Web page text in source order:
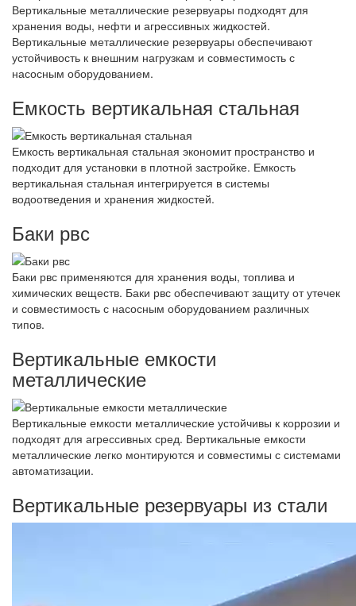
Вертикальные металлические резервуары подходят для
хранения воды, нефти и агрессивных жидкостей.
Вертикальные металлические резервуары обеспечивают
устойчивость к внешним нагрузкам и совместимость с
насосным оборудованием.
Емкость вертикальная стальная
Емкость вертикальная стальная экономит пространство и
подходит для установки в плотной застройке. Емкость
вертикальная стальная интегрируется в системы
водоотведения и хранения жидкостей.
Баки рвс
Баки рвс применяются для хранения воды, топлива и
химических веществ. Баки рвс обеспечивают защиту от утечек
и совместимость с насосным оборудованием различных
типов.
Вертикальные емкости
металлические
Вертикальные емкости металлические устойчивы к коррозии и
подходят для агрессивных сред. Вертикальные емкости
металлические легко монтируются и совместимы с системами
автоматизации.
Вертикальные резервуары из стали